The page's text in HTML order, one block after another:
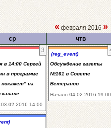
« февраля 2016 »
ср чтв
3
в 14:00 Сергей
в программе
покажет" на
канале
14:00
(reg_event)
Обсуждение газеты
№161 в Совете
Ветеранов
Начало:04.02.2016 19:00